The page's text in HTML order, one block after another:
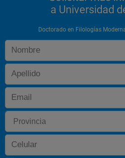
a Universidad
Doctorado en Filologías